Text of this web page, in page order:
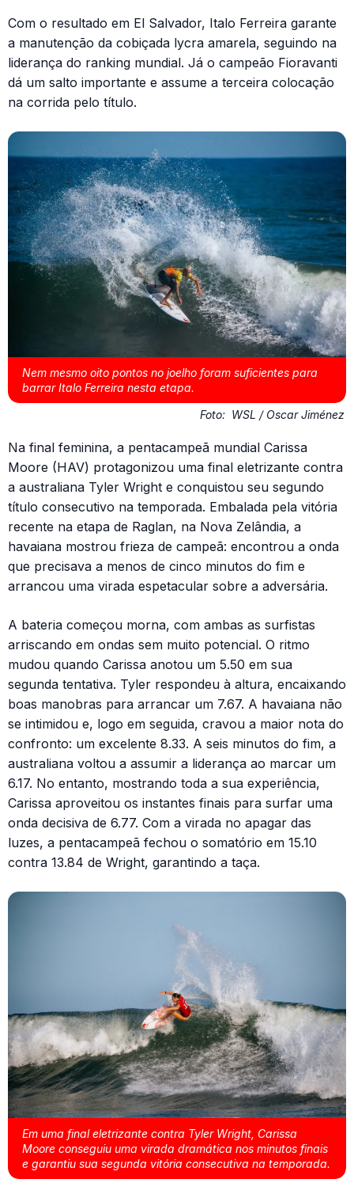
Com o resultado em El Salvador, Italo Ferreira garante
a manutenção da cobiçada lycra amarela, seguindo na
liderança do ranking mundial. Já o campeão Fioravanti
dá um salto importante e assume a terceira colocação
na corrida pelo título.
Nem mesmo oito pontos no joelho foram suficientes para
barrar Italo Ferreira nesta etapa.
Foto: WSL / Oscar Jiménez
Na final feminina, a pentacampeã mundial Carissa
Moore (HAV) protagonizou uma final eletrizante contra
a australiana Tyler Wright e conquistou seu segundo
título consecutivo na temporada. Embalada pela vitória
recente na etapa de Raglan, na Nova Zelândia, a
havaiana mostrou frieza de campeã: encontrou a onda
que precisava a menos de cinco minutos do fim e
arrancou uma virada espetacular sobre a adversária.
A bateria começou morna, com ambas as surfistas
arriscando em ondas sem muito potencial. O ritmo
mudou quando Carissa anotou um 5.50 em sua
segunda tentativa. Tyler respondeu à altura, encaixando
boas manobras para arrancar um 7.67. A havaiana não
se intimidou e, logo em seguida, cravou a maior nota do
confronto: um excelente 8.33. A seis minutos do fim, a
australiana voltou a assumir a liderança ao marcar um
6.17. No entanto, mostrando toda a sua experiência,
Carissa aproveitou os instantes finais para surfar uma
onda decisiva de 6.77. Com a virada no apagar das
luzes, a pentacampeã fechou o somatório em 15.10
contra 13.84 de Wright, garantindo a taça.
Em uma final eletrizante contra Tyler Wright, Carissa
Moore conseguiu uma virada dramática nos minutos finais
e garantiu sua segunda vitória consecutiva na temporada.